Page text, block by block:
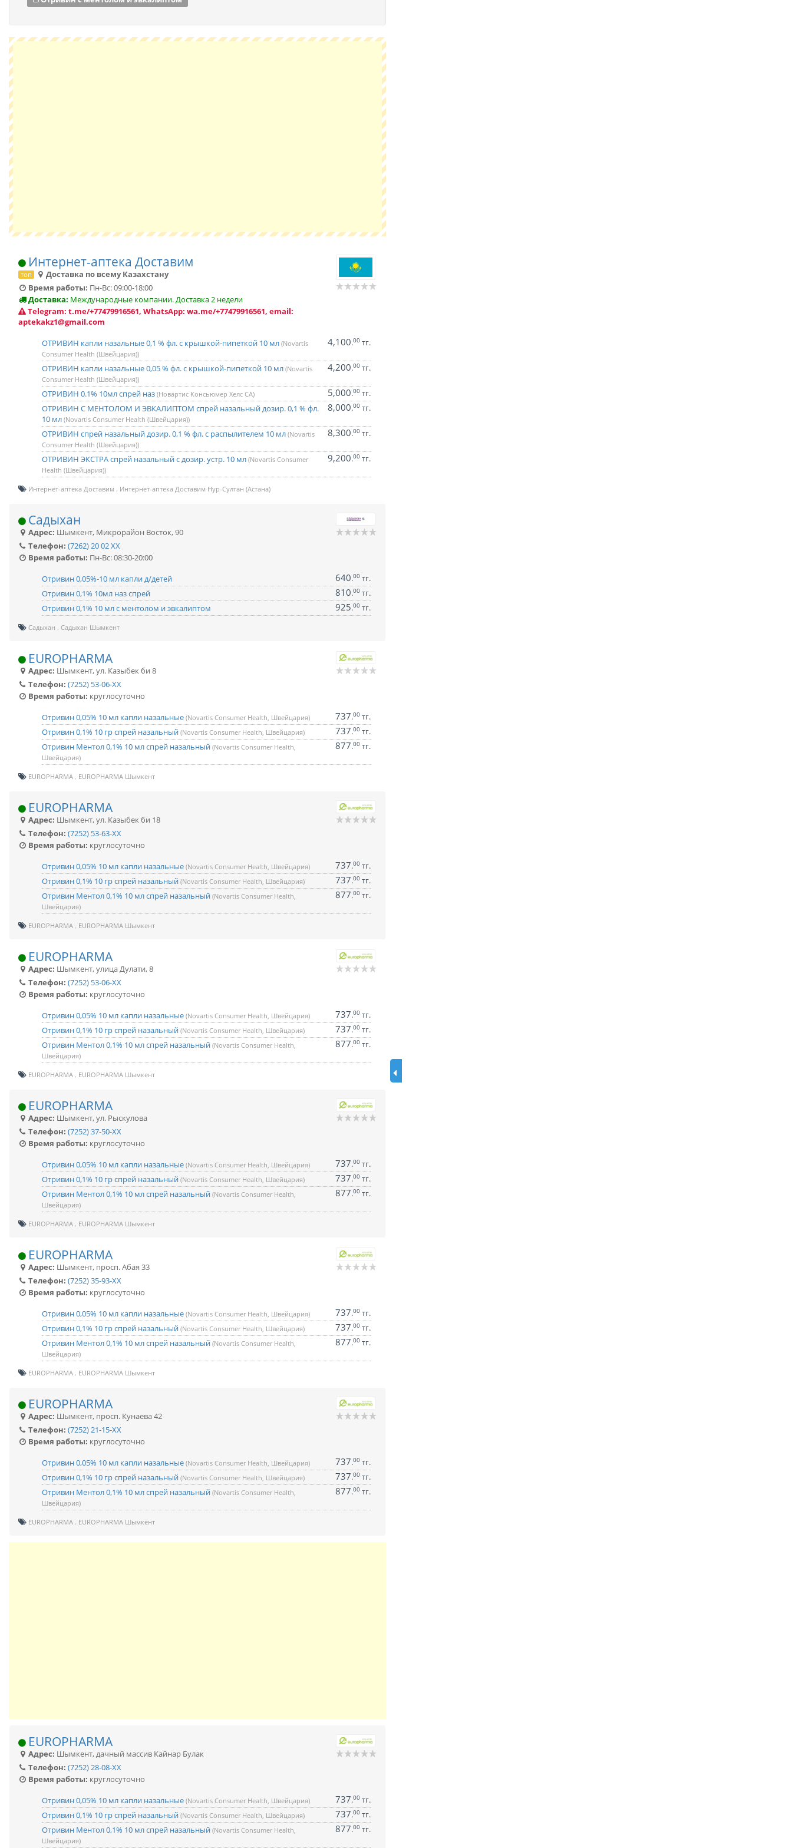
Интернет-аптека Доставим
топ
Доставка по всему Казахстану
Время работы: Пн-Вс: 09:00-18:00
Доставка: Международные компании. Доставка 2 недели
Telegram: t.me/+77479916561, WhatsApp: wa.me/+77479916561, email:
aptekakz1@gmail.com
ОТРИВИН капли назальные 0,1 % фл. с крышкой-пипеткой 10 мл (Novartis
Consumer Health (Швейцария))
4,100.00тг.
ОТРИВИН капли назальные 0,05 % фл. с крышкой-пипеткой 10 мл (Novartis
Consumer Health (Швейцария))
4,200.00тг.
ОТРИВИН 0.1% 10мл спрей наз (Новартис Консьюмер Хелс СА) 5,000.00тг.
ОТРИВИН С МЕНТОЛОМ И ЭВКАЛИПТОМ спрей назальный дозир. 0,1 % фл.
10 мл (Novartis Consumer Health (Швейцария))
8,000.00тг.
ОТРИВИН спрей назальный дозир. 0,1 % фл. с распылителем 10 мл (Novartis
Consumer Health (Швейцария))
8,300.00тг.
ОТРИВИН ЭКСТРА спрей назальный с дозир. устр. 10 мл (Novartis Consumer
Health (Швейцария))
9,200.00тг.
Интернет-аптека Доставим Интернет-аптека Доставим Нур-Султан (Астана)
Садыхан
Адрес: Шымкент, Микрорайон Восток, 90
Телефон: (7262) 20 02 XX
Время работы: Пн-Вс: 08:30-20:00
Отривин 0,05%-10 мл капли д/детей
640.00тг.
Отривин 0,1% 10мл наз спрей
810.00тг.
Отривин 0,1% 10 мл с ментолом и эвкалиптом
925.00тг.
Садыхан Садыхан Шымкент
EUROPHARMA
Адрес: Шымкент,ул. Казыбек би 8
Телефон: (7252) 53-06-XX
Время работы: круглосуточно
Отривин 0,05% 10 мл капли назальные (Novartis Consumer Health, Швейцария) 737.00тг.
Отривин 0,1% 10 гр спрей назальный (Novartis Consumer Health, Швейцария) 737.00тг.
Отривин Ментол 0,1% 10 мл спрей назальный (Novartis Consumer Health,
Швейцария)
877.00тг.
EUROPHARMA EUROPHARMA Шымкент
EUROPHARMA
Адрес: Шымкент,ул. Казыбек би 18
Телефон: (7252) 53-63-XX
Время работы: круглосуточно
Отривин 0,05% 10 мл капли назальные (Novartis Consumer Health, Швейцария) 737.00тг.
Отривин 0,1% 10 гр спрей назальный (Novartis Consumer Health, Швейцария) 737.00тг.
Отривин Ментол 0,1% 10 мл спрей назальный (Novartis Consumer Health,
Швейцария)
877.00тг.
EUROPHARMA EUROPHARMA Шымкент
EUROPHARMA
Адрес: Шымкент,улица Дулати, 8
Телефон: (7252) 53-06-XX
Время работы: круглосуточно
Отривин 0,05% 10 мл капли назальные (Novartis Consumer Health, Швейцария) 737.00тг.
Отривин 0,1% 10 гр спрей назальный (Novartis Consumer Health, Швейцария) 737.00тг.
Отривин Ментол 0,1% 10 мл спрей назальный (Novartis Consumer Health,
Швейцария)
877.00тг.
EUROPHARMA EUROPHARMA Шымкент
EUROPHARMA
Адрес: Шымкент,ул. Рыскулова
Телефон: (7252) 37-50-XX
Время работы: круглосуточно
Отривин 0,05% 10 мл капли назальные (Novartis Consumer Health, Швейцария) 737.00тг.
Отривин 0,1% 10 гр спрей назальный (Novartis Consumer Health, Швейцария) 737.00тг.
Отривин Ментол 0,1% 10 мл спрей назальный (Novartis Consumer Health,
Швейцария)
877.00тг.
EUROPHARMA EUROPHARMA Шымкент
EUROPHARMA
Адрес: Шымкент, просп. Абая 33
Телефон: (7252) 35-93-XX
Время работы: круглосуточно
Отривин 0,05% 10 мл капли назальные (Novartis Consumer Health, Швейцария) 737.00тг.
Отривин 0,1% 10 гр спрей назальный (Novartis Consumer Health, Швейцария) 737.00тг.
Отривин Ментол 0,1% 10 мл спрей назальный (Novartis Consumer Health,
Швейцария)
877.00тг.
EUROPHARMA EUROPHARMA Шымкент
EUROPHARMA
Адрес: Шымкент, просп. Кунаева 42
Телефон: (7252) 21-15-XX
Время работы: круглосуточно
Отривин 0,05% 10 мл капли назальные (Novartis Consumer Health, Швейцария) 737.00тг.
Отривин 0,1% 10 гр спрей назальный (Novartis Consumer Health, Швейцария) 737.00тг.
Отривин Ментол 0,1% 10 мл спрей назальный (Novartis Consumer Health,
Швейцария)
877.00тг.
EUROPHARMA EUROPHARMA Шымкент
EUROPHARMA
Адрес: Шымкент,дачный массив Кайнар Булак
Телефон: (7252) 28-08-XX
Время работы: круглосуточно
Отривин 0,05% 10 мл капли назальные (Novartis Consumer Health, Швейцария) 737.00тг.
Отривин 0,1% 10 гр спрей назальный (Novartis Consumer Health, Швейцария) 737.00тг.
Отривин Ментол 0,1% 10 мл спрей назальный (Novartis Consumer Health,
Швейцария)
877.00тг.